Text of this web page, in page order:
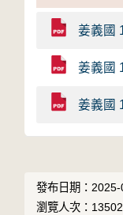
姜義國
姜義國
姜義國
發布日期：
瀏覽人次：13502